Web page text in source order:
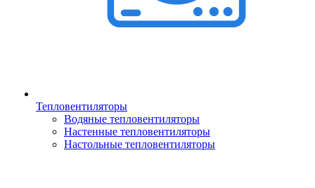
Тепловентиляторы
Водяные тепловентиляторы
Настенные тепловентиляторы
Настольные тепловентиляторы